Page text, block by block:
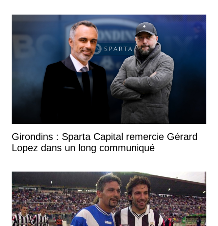
Girondins : Sparta Capital remercie Gérard
Lopez dans un long communiqué